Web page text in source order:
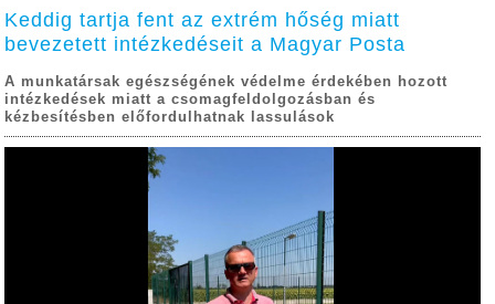
Keddig tartja fent az extrém hőség miatt
bevezetett intézkedéseit a Magyar Posta
A munkatársak egészségének védelme érdekében hozott
intézkedések miatt a csomagfeldolgozásban és
kézbesítésben előfordulhatnak lassulások